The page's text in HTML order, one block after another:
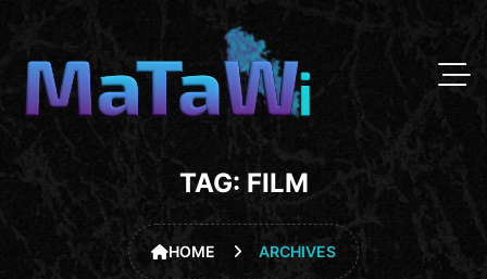
TAG: FILM
HOME ARCHIVES